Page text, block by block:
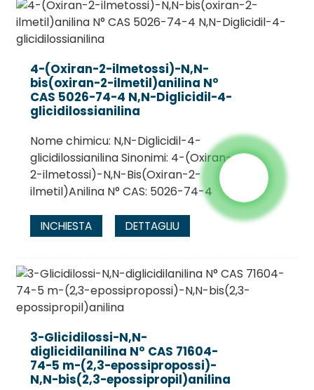
4-(Oxiran-2-ilmetossi)-N,N-
bis(oxiran-2-ilmetil)anilina N°
CAS 5026-74-4 N,N-Diglicidil-4-
glicidilossianilina
Nome chimicu: N,N-Diglicidil-4-
glicidilossianilina Sinonimi: 4-(Oxiran-
2-ilmetossi)-N,N-Bis(Oxiran-2-
ilmetil)Anilina N° CAS: 5026-74-4
INCHIESTA DETTAGLIU
3-Glicidilossi-N,N-
diglicidilanilina N° CAS 71604-
74-5 m-(2,3-epossipropossi)-
N,N-bis(2,3-epossipropil)anilina